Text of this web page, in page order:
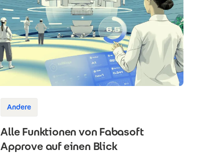
Andere
Alle Funktionen von Fabasoft
Approve auf einen Blick